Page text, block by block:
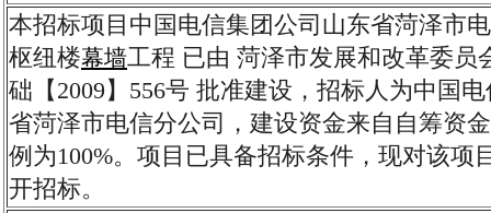
本招标项目中国电信集团公司山东省菏泽市
枢纽楼幕墙工程 已由 菏泽市发展和改革委员
础【2009】556号 批准建设，招标人为中国
省菏泽市电信分公司，建设资金来自自筹资
例为100%。项目已具备招标条件，现对该项
开招标。